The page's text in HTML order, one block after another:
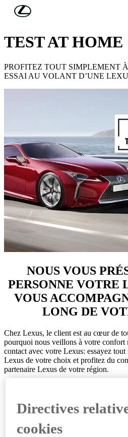
Skip to Main Content
TEST AT HOME
PROFITEZ TOUT SIMPLEMENT
ESSAI AU VOLANT D’UNE
NOUS VOUS
PERSONNE VOTRE
VOUS
LONG DE
Chez Lexus, le client est au cœur de
pourquoi nous veillons à votre
contact avec votre Lexus: essayez
Lexus de votre choix et profitez du
partenaire Lexus de votre région.
TEST AT HOME,
Directives
cookies